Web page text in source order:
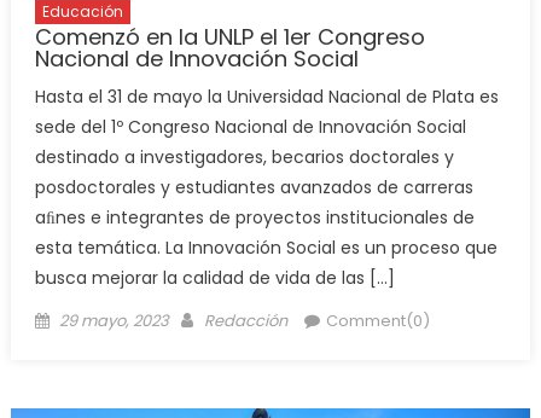
Educación
Comenzó en la UNLP el 1er Congreso
Nacional de Innovación Social
Hasta el 31 de mayo la Universidad Nacional de Plata es
sede del 1º Congreso Nacional de Innovación Social
destinado a investigadores, becarios doctorales y
posdoctorales y estudiantes avanzados de carreras
aﬁnes e integrantes de proyectos institucionales de
esta temática. La Innovación Social es un proceso que
busca mejorar la calidad de vida de las […]
29 mayo, 2023 Redacción Comment(0)